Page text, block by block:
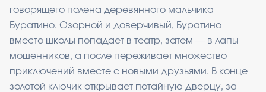
говорящего полена деревянного мальчика
Буратино. Озорной и доверчивый, Буратино
вместо школы попадает в театр, затем — в лапы
мошенников, а после переживает множество
приключений вместе с новыми друзьями. В конце
золотой ключик открывает потайную дверцу, за